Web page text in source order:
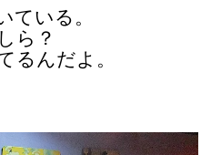
ている。
ら？
るんだよ。